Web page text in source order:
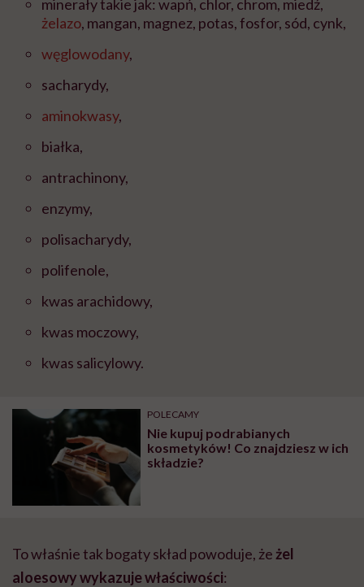
minerały takie jak: wapń, chlor, chrom, miedź,
żelazo, mangan, magnez, potas, fosfor, sód, cynk,
węglowodany,
sacharydy,
aminokwasy,
białka,
antrachinony,
enzymy,
polisacharydy,
polifenole,
kwas arachidowy,
kwas moczowy,
kwas salicylowy.
POLECAMY
Nie kupuj podrabianych
kosmetyków! Co znajdziesz w ich
składzie?
To właśnie tak bogaty skład powoduje, że żel
aloesowy wykazuje właściwości: